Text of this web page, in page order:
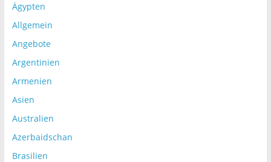
Ägypten
Allgemein
Angebote
Argentinien
Armenien
Asien
Australien
Azerbaidschan
Brasilien